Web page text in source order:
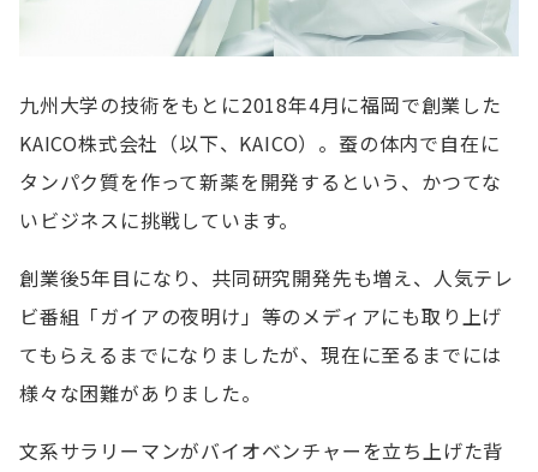
九州大学の技術をもとに2018年4月に福岡で創業した
KAICO株式会社（以下、KAICO）。蚕の体内で自在に
タンパク質を作って新薬を開発するという、かつてな
いビジネスに挑戦しています。
創業後5年目になり、共同研究開発先も増え、人気テレ
ビ番組「ガイアの夜明け」等のメディアにも取り上げ
てもらえるまでになりましたが、現在に至るまでには
様々な困難がありました。
文系サラリーマンがバイオベンチャーを立ち上げた背